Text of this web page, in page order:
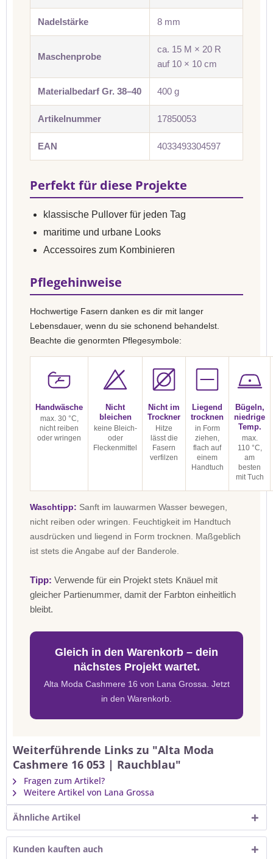
Nadelstärke 8 mm
Maschenprobe
ca. 15 M × 20 R
auf 10 × 10 cm
Materialbedarf Gr. 38–40 400 g
Artikelnummer 17850053
EAN 4033493304597
Perfekt für diese Projekte
klassische Pullover für jeden Tag
maritime und urbane Looks
Accessoires zum Kombinieren
Pflegehinweise
Hochwertige Fasern danken es dir mit langer
Lebensdauer, wenn du sie schonend behandelst.
Beachte die genormten Pflegesymbole:
Handwäsche
max. 30 °C,
nicht reiben
oder wringen
Nicht
bleichen
keine Bleich-
oder
Fleckenmittel
Nicht im
Trockner
Hitze
lässt die
Fasern
verfilzen
Liegend
trocknen
in Form
ziehen,
flach auf
einem
Handtuch
Bügeln,
niedrige
Temp.
max.
110 °C,
am
besten
mit Tuch
Waschtipp: Sanft im lauwarmen Wasser bewegen,
nicht reiben oder wringen. Feuchtigkeit im Handtuch
ausdrücken und liegend in Form trocknen. Maßgeblich
ist stets die Angabe auf der Banderole.
Tipp: Verwende für ein Projekt stets Knäuel mit
gleicher Partienummer, damit der Farbton einheitlich
bleibt.
Gleich in den Warenkorb – dein
nächstes Projekt wartet.
Alta Moda Cashmere 16 von Lana Grossa. Jetzt
in den Warenkorb.
Weiterführende Links zu "Alta Moda
Cashmere 16 053 | Rauchblau"
Fragen zum Artikel?
Weitere Artikel von Lana Grossa
Ähnliche Artikel
Kunden kauften auch